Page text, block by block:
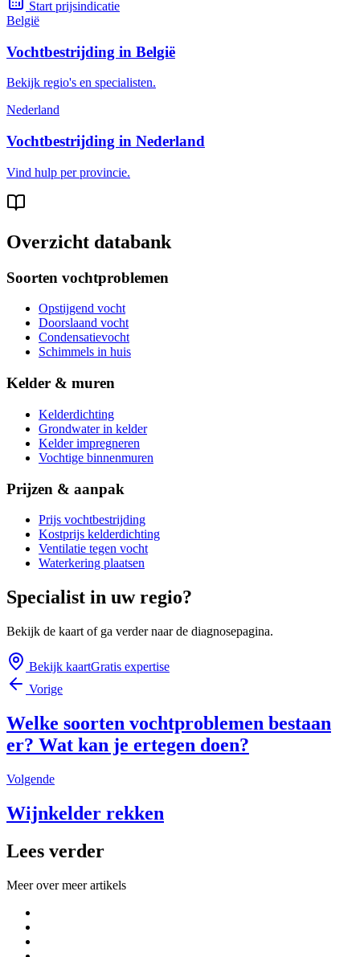
Start prijsindicatie
België
Vochtbestrijding in België
Bekijk regio's en specialisten.
Nederland
Vochtbestrijding in Nederland
Vind hulp per provincie.
Overzicht databank
Soorten vochtproblemen
Opstijgend vocht
Doorslaand vocht
Condensatievocht
Schimmels in huis
Kelder & muren
Kelderdichting
Grondwater in kelder
Kelder impregneren
Vochtige binnenmuren
Prijzen & aanpak
Prijs vochtbestrijding
Kostprijs kelderdichting
Ventilatie tegen vocht
Waterkering plaatsen
Specialist in uw regio?
Bekijk de kaart of ga verder naar de diagnosepagina.
Bekijk kaartGratis expertise
Vorige
Welke soorten vochtproblemen bestaan
er? Wat kan je ertegen doen?
Volgende
Wijnkelder rekken
Lees verder
Meer overmeer artikels